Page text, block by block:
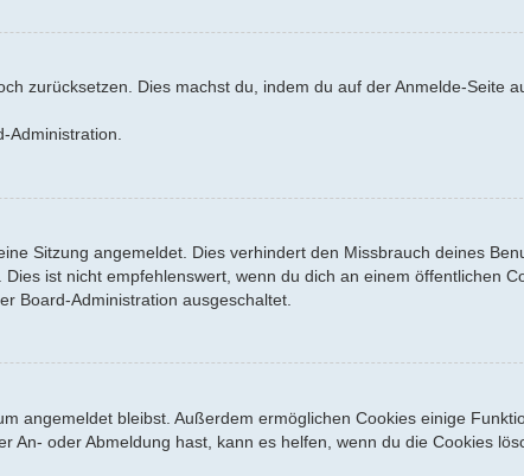
zurücksetzen. Dies machst du, indem du auf der Anmelde-Seite
Administration.
Sitzung angemeldet. Dies verhindert den Missbrauch deines
ist nicht empfehlenswert, wenn du dich an einem öffentlichen
Board-Administration ausgeschaltet.
angemeldet bleibst. Außerdem ermöglichen Cookies einige
An- oder Abmeldung hast, kann es helfen, wenn du die Cookies